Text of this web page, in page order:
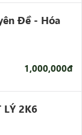
Đề - Hóa
1,000,000đ
LÝ 2K6